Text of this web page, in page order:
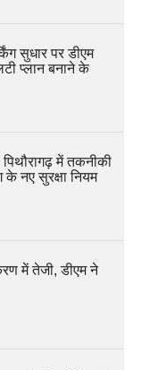
सुधार पर डीएम
प्लान बनाने के
में तकनीकी
के नए सुरक्षा नियम
में तेजी, डीएम ने